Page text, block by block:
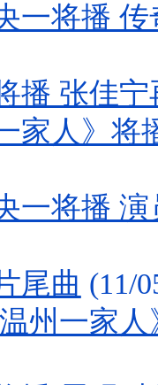
一将播
播 张佳
家人》将
一将播
尾曲 (11/
州一家